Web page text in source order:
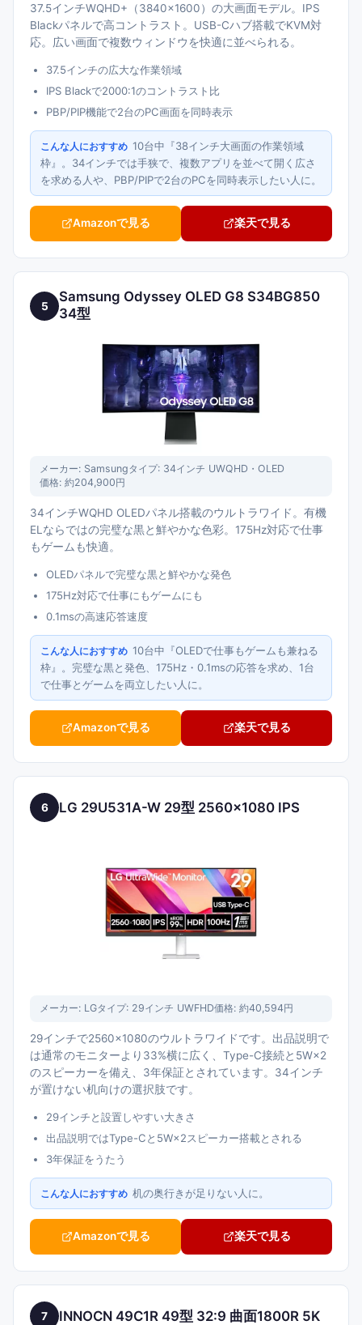
37.5インチWQHD+（3840×1600）の大画面モデル。IPS
Blackパネルで高コントラスト。USB-Cハブ搭載でKVM対
応。広い画面で複数ウィンドウを快適に並べられる。
37.5インチの広大な作業領域
IPS Blackで2000:1のコントラスト比
PBP/PIP機能で2台のPC画面を同時表示
こんな人におすすめ 10台中『38インチ大画面の作業領域
枠』。34インチでは手狭で、複数アプリを並べて開く広さ
を求める人や、PBP/PIPで2台のPCを同時表示したい人に。
Amazonで見る 楽天で見る
5
Samsung Odyssey OLED G8 S34BG850
34型
メーカー: Samsungタイプ: 34インチ UWQHD・OLED
価格: 約204,900円
34インチWQHD OLEDパネル搭載のウルトラワイド。有機
ELならではの完璧な黒と鮮やかな色彩。175Hz対応で仕事
もゲームも快適。
OLEDパネルで完璧な黒と鮮やかな発色
175Hz対応で仕事にもゲームにも
0.1msの高速応答速度
こんな人におすすめ 10台中『OLEDで仕事もゲームも兼ねる
枠』。完璧な黒と発色、175Hz・0.1msの応答を求め、1台
で仕事とゲームを両立したい人に。
Amazonで見る 楽天で見る
6 LG 29U531A-W 29型 2560×1080 IPS
メーカー: LGタイプ: 29インチ UWFHD価格: 約40,594円
29インチで2560×1080のウルトラワイドです。出品説明で
は通常のモニターより33%横に広く、Type-C接続と5W×2
のスピーカーを備え、3年保証とされています。34インチ
が置けない机向けの選択肢です。
29インチと設置しやすい大きさ
出品説明ではType-Cと5W×2スピーカー搭載とされる
3年保証をうたう
こんな人におすすめ 机の奥行きが足りない人に。
Amazonで見る 楽天で見る
7 INNOCN 49C1R 49型 32:9 曲面1800R 5K